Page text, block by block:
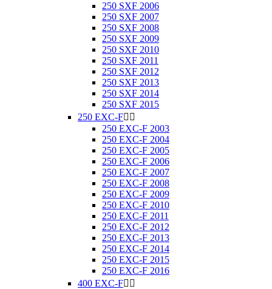
250 SXF 2006
250 SXF 2007
250 SXF 2008
250 SXF 2009
250 SXF 2010
250 SXF 2011
250 SXF 2012
250 SXF 2013
250 SXF 2014
250 SXF 2015
250 EXC-F 
250 EXC-F 2003
250 EXC-F 2004
250 EXC-F 2005
250 EXC-F 2006
250 EXC-F 2007
250 EXC-F 2008
250 EXC-F 2009
250 EXC-F 2010
250 EXC-F 2011
250 EXC-F 2012
250 EXC-F 2013
250 EXC-F 2014
250 EXC-F 2015
250 EXC-F 2016
400 EXC-F 